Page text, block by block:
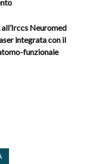
Neuromed
integrata con il
funzionale